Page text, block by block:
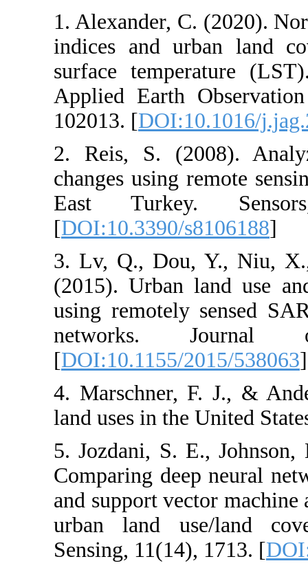
1. Alexander,
indices and
surface
Applied Earth
102013. [
2. Reis, S.
changes using
East
[DOI:10.3390/
3. Lv, Q.,
(2015). Urban
using
[DOI:10.1155/
4. Marschner,
land uses in
5. Jozdani, S.
Comparing
and support
urban land
Sensing,